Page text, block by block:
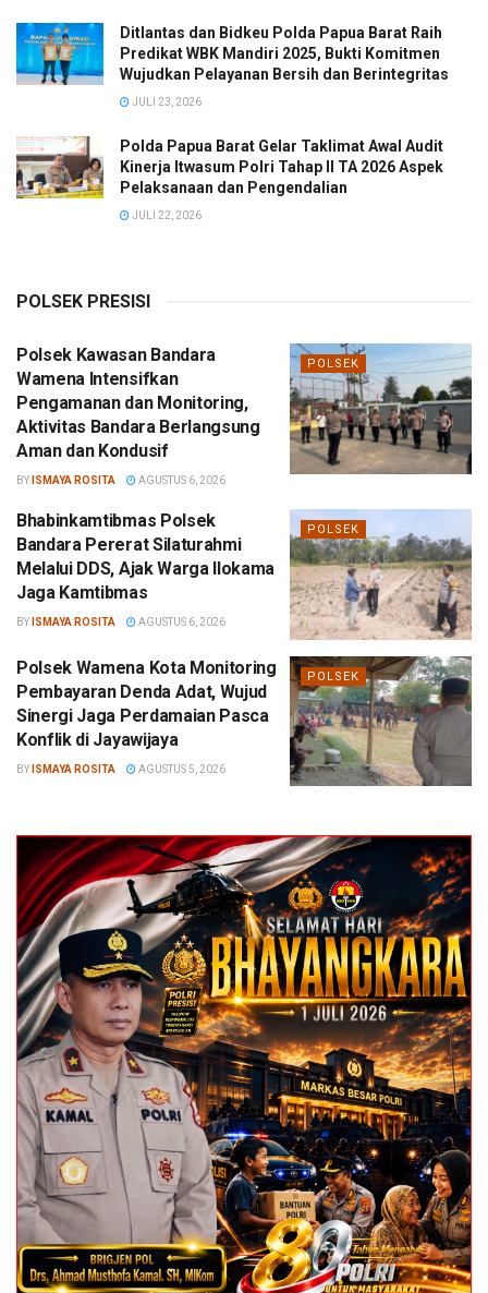
Ditlantas dan Bidkeu Polda Papua Barat Raih
Predikat WBK Mandiri 2025, Bukti Komitmen
Wujudkan Pelayanan Bersih dan Berintegritas
JULI 23, 2026
Polda Papua Barat Gelar Taklimat Awal Audit
Kinerja Itwasum Polri Tahap II TA 2026 Aspek
Pelaksanaan dan Pengendalian
JULI 22, 2026
POLSEK PRESISI
POLSEK
Polsek Kawasan Bandara
Wamena Intensifkan
Pengamanan dan Monitoring,
Aktivitas Bandara Berlangsung
Aman dan Kondusif
BY ISMAYA ROSITA AGUSTUS 6, 2026
POLSEK
Bhabinkamtibmas Polsek
Bandara Pererat Silaturahmi
Melalui DDS, Ajak Warga Ilokama
Jaga Kamtibmas
BY ISMAYA ROSITA AGUSTUS 6, 2026
POLSEK
Polsek Wamena Kota Monitoring
Pembayaran Denda Adat, Wujud
Sinergi Jaga Perdamaian Pasca
Konflik di Jayawijaya
BY ISMAYA ROSITA AGUSTUS 5, 2026